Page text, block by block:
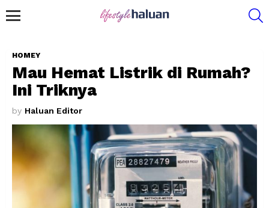
HOMEY
Mau Hemat Listrik di Rumah?
Ini Triknya
by Haluan Editor